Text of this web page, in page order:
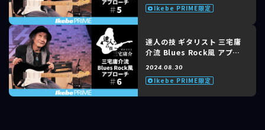
【影響を受けたミュージシャン】
JEFF BECK、Jimi Hendrix、Michael Schenker、
Miles Davis、大谷令文 (MARINO)、Focus、
Robin Trower、John McLaughlinなど
Ikebe PRIME限定
達人の技 ギタリスト 三宅庸
介流 Blues Rock風 アプロ
2024.08.30
Ikebe PRIME限定